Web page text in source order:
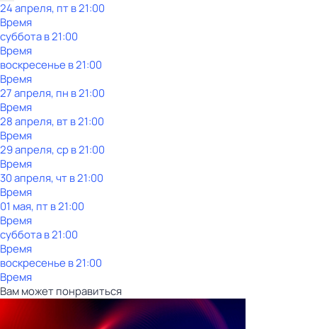
24 апреля, пт в 21:00
Время
субботав21:00
Время
воскресенье в21:00
Время
27 апреля, пн в 21:00
Время
28 апреля, вт в 21:00
Время
29 апреля, ср в 21:00
Время
30 апреля, чт в 21:00
Время
01 мая, пт в 21:00
Время
субботав21:00
Время
воскресенье в21:00
Время
Вам может понравиться